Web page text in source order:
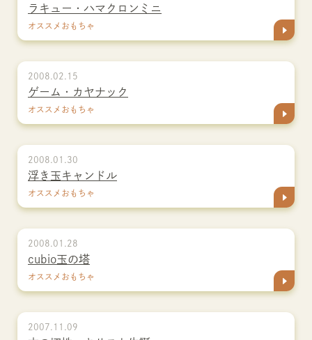
ラキュー・ハマクロンミニ
オススメおもちゃ
2008.02.15
ゲーム・カヤナック
オススメおもちゃ
2008.01.30
浮き玉キャンドル
オススメおもちゃ
2008.01.28
cubio玉の塔
オススメおもちゃ
2007.11.09